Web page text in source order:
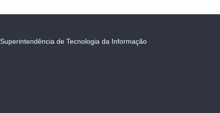
Superintendência de Tecnologia da Informação